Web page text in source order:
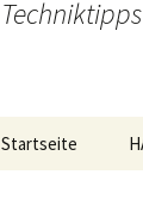
Startseite